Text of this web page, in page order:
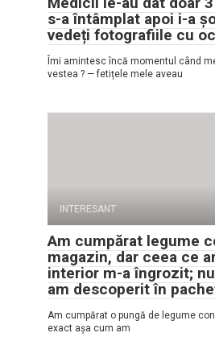
s-a întâmplat apoi i-a
vedeți fotografiile cu
Îmi amintesc încă momentul când
vestea ? — fetițele mele aveau
INTERESANT
Am cumpărat legume
magazin, dar ceea ce
interior m-a îngrozit;
am descoperit în
Am cumpărat o pungă de legume
exact așa cum am